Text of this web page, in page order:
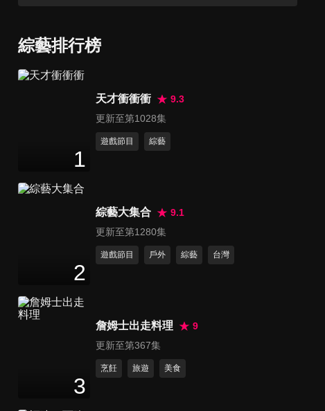
第7集 青春小鳥一去不回
示！
49分鐘
第9集 打八折起跳？古屋挑房
49 分鐘
49分鐘
第11集 天降磁磚雨！10年大樓
綜藝排行榜
1
天才衝衝衝
9.3
更新至第1028集
遊戲節目 綜藝
2
綜藝大集合
9.1
更新至第1280集
遊戲節目 戶外 綜藝 台灣
3
詹姆士出走料理
9
更新至第367集
烹飪 旅遊 美食